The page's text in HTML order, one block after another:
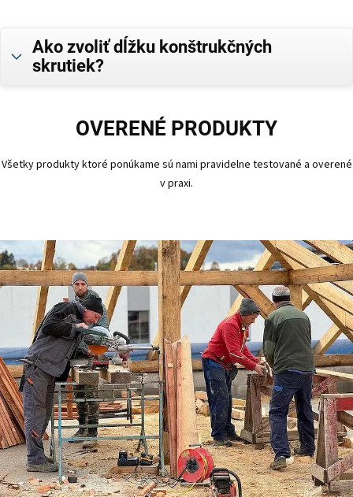
Ako zvoliť dĺžku konštrukčných
skrutiek?
OVERENÉ PRODUKTY
Všetky produkty ktoré ponúkame sú nami pravidelne testované a overené
v praxi.